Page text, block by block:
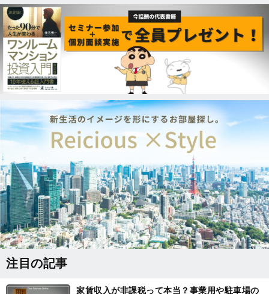
注目の記事
家賃収入が非課税って本当？事業用や駐車場の